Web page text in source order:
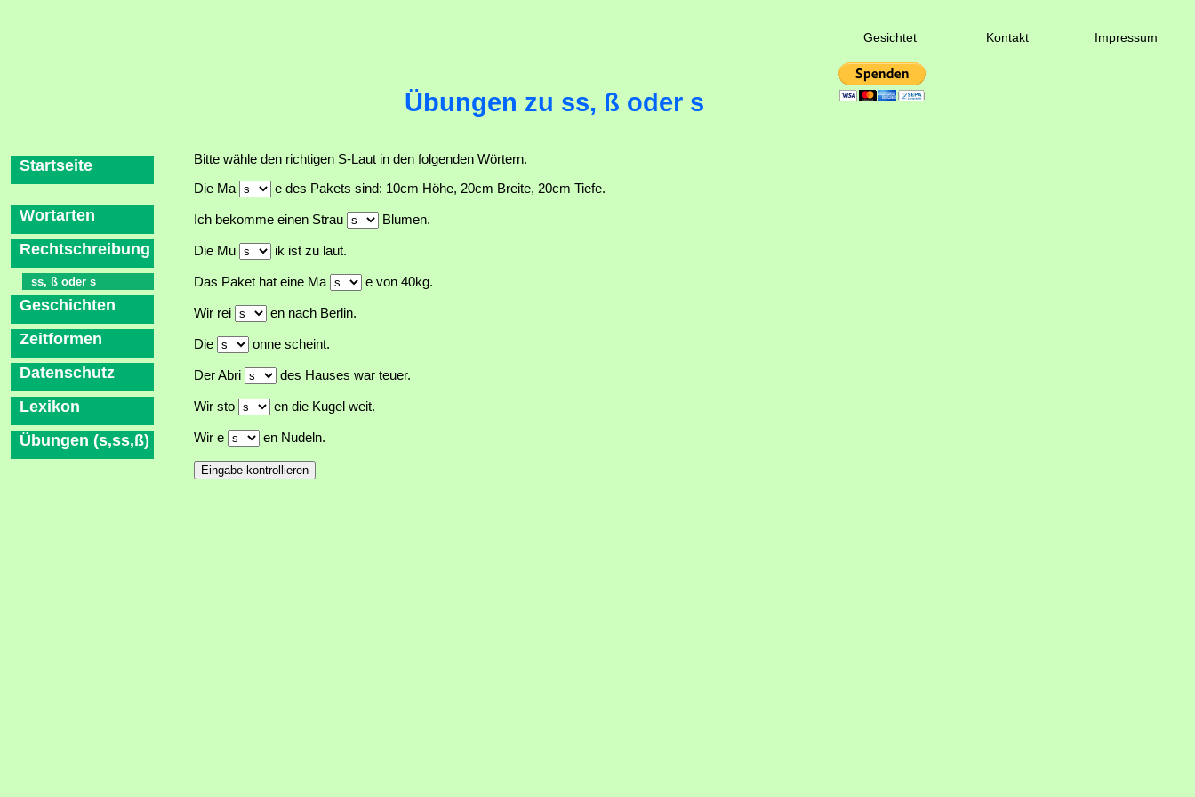
Gesichtet Kontakt Impressum
Übungen zu ss, ß oder s
Startseite
Wortarten
Rechtschreibung
ss, ß oder s
Geschichten
Zeitformen
Datenschutz
Lexikon
Übungen (s,ss,ß)
Bitte wähle den richtigen S-Laut in den folgenden Wörtern.
Die Ma e des Pakets sind: 10cm Höhe, 20cm Breite, 20cm Tiefe.
Ich bekomme einen Strau Blumen.
Die Mu ik ist zu laut.
Das Paket hat eine Ma e von 40kg.
Wir rei en nach Berlin.
Die onne scheint.
Der Abri des Hauses war teuer.
Wir sto en die Kugel weit.
Wir e en Nudeln.